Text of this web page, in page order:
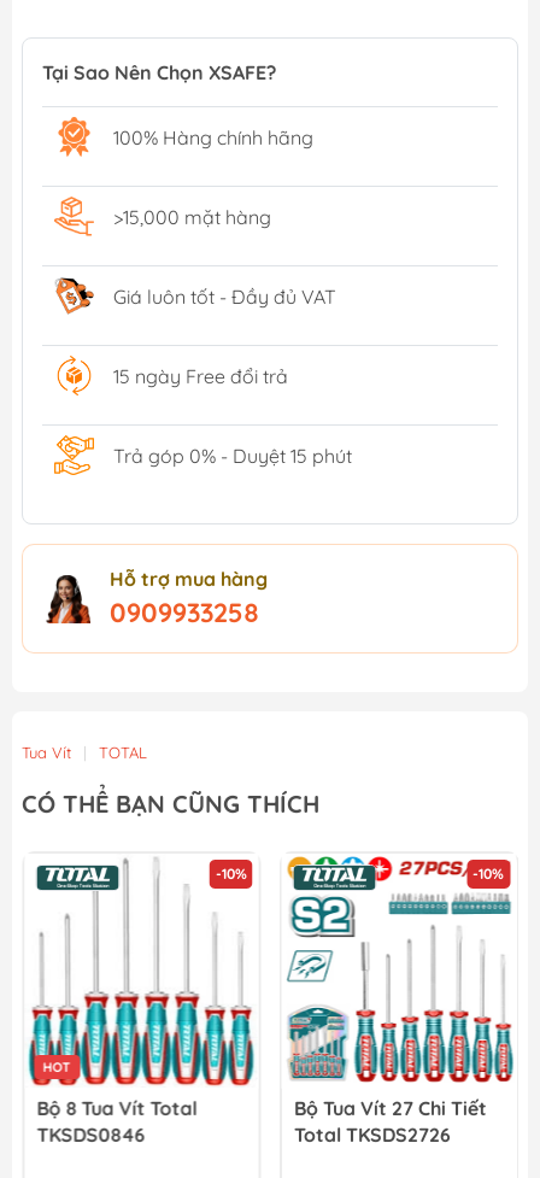
Tại Sao Nên Chọn XSAFE?
100% Hàng chính hãng
>15,000 mặt hàng
Giá luôn tốt - Đầy đủ VAT
15 ngày Free đổi trả
Trả góp 0% - Duyệt 15 phút
Hỗ trợ mua hàng
0909933258
Tua Vít | TOTAL
CÓ THỂ BẠN CŨNG THÍCH
-10%
HOT
Bộ 8 Tua Vít Total
TKSDS0846
-10%
Bộ Tua Vít 27 Chi Tiết
Total TKSDS2726